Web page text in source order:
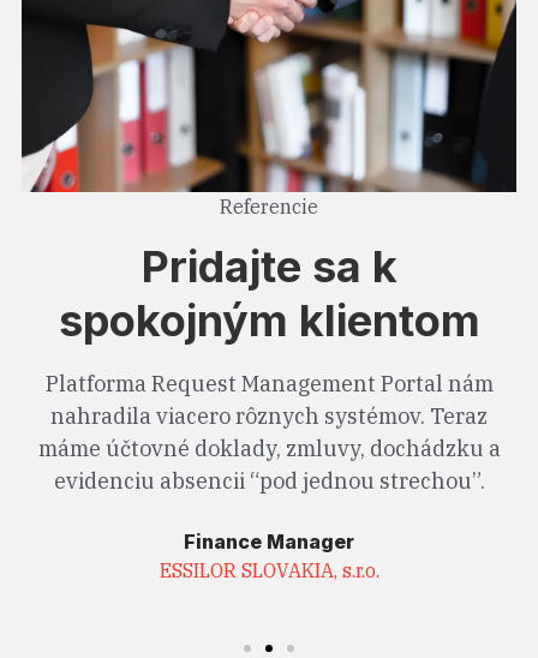
Referencie
Pridajte sa k
spokojným klientom
Vďaka platforme Request Management Portal
máme zabezpečený rýchly obeh dokumentov s
automatickým odosielaním účtovných dokladov
do systemu Microsoft Dynamics 365 Business
Country Finance Manager